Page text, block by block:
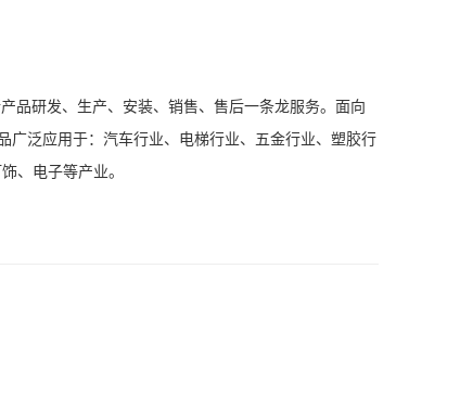
品研发、生产、安装、销售、售后一条龙服务。面向
广泛应用于：汽车行业、电梯行业、五金行业、塑胶行
、电子等产业。